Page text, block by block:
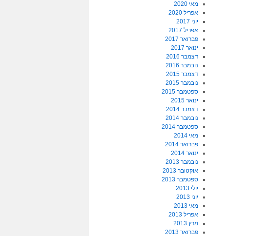
מאי 2020
אפריל 2020
יוני 2017
אפריל 2017
פברואר 2017
ינואר 2017
דצמבר 2016
נובמבר 2016
דצמבר 2015
נובמבר 2015
ספטמבר 2015
ינואר 2015
דצמבר 2014
נובמבר 2014
ספטמבר 2014
מאי 2014
פברואר 2014
ינואר 2014
נובמבר 2013
אוקטובר 2013
ספטמבר 2013
יולי 2013
יוני 2013
מאי 2013
אפריל 2013
מרץ 2013
פברואר 2013